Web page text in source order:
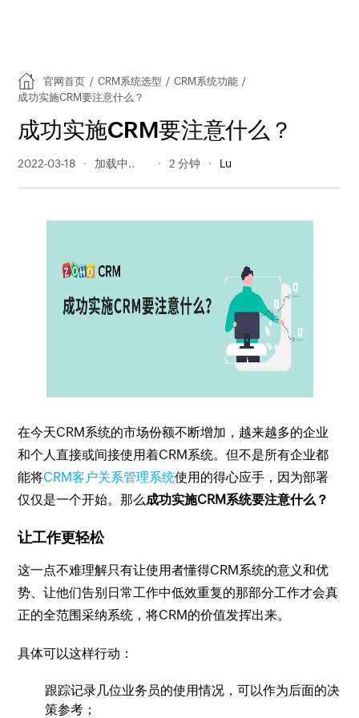
官网首页 / CRM系统选型 / CRM系统功能 /
成功实施CRM要注意什么？
成功实施CRM要注意什么？
2022-03-18 407 阅读量 2 分钟 Lu
在今天CRM系统的市场份额不断增加，越来越多的企业
和个人直接或间接使用着CRM系统。但不是所有企业都
能将CRM客户关系管理系统使用的得心应手，因为部署
仅仅是一个开始。那么成功实施CRM系统要注意什么？
让工作更轻松
这一点不难理解只有让使用者懂得CRM系统的意义和优
势、让他们告别日常工作中低效重复的那部分工作才会真
正的全范围采纳系统，将CRM的价值发挥出来。
具体可以这样行动：
跟踪记录几位业务员的使用情况，可以作为后面的决
策参考；